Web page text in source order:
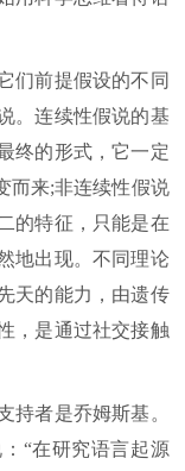
前提假设的不同
。连续性假说的基
终的形式，它一定
而来;非连续性假说
的特征，只能是在
地出现。不同理论
天的能力，由遗传
，是通过社交接触
者是乔姆斯基。
“在研究语言起源